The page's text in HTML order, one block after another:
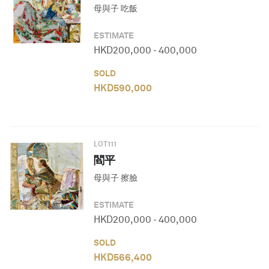
母與子 吃飯
ESTIMATE
HKD200,000 - 400,000
SOLD
HKD590,000
LOT111
閻平
母與子 擦臉
ESTIMATE
HKD200,000 - 400,000
SOLD
HKD566,400